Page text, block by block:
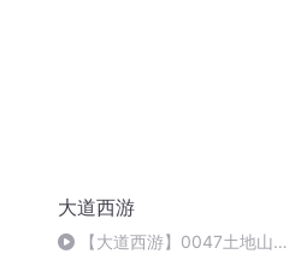
大道西游
【大道西游】0047土地山神